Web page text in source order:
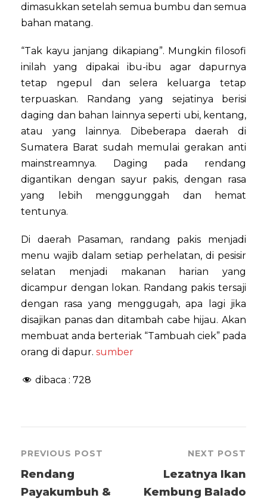
dimasukkan setelah semua bumbu dan semua
bahan matang.
“Tak kayu janjang dikapiang”. Mungkin filosofi
inilah yang dipakai ibu-ibu agar dapurnya
tetap ngepul dan selera keluarga tetap
terpuaskan. Randang yang sejatinya berisi
daging dan bahan lainnya seperti ubi, kentang,
atau yang lainnya. Dibeberapa daerah di
Sumatera Barat sudah memulai gerakan anti
mainstreamnya. Daging pada rendang
digantikan dengan sayur pakis, dengan rasa
yang lebih menggunggah dan hemat
tentunya.
Di daerah Pasaman, randang pakis menjadi
menu wajib dalam setiap perhelatan, di pesisir
selatan menjadi makanan harian yang
dicampur dengan lokan. Randang pakis tersaji
dengan rasa yang menggugah, apa lagi jika
disajikan panas dan ditambah cabe hijau. Akan
membuat anda berteriak “Tambuah ciek” pada
orang di dapur. sumber
dibaca : 728
PREVIOUS POST
Rendang
Payakumbuh &
NEXT POST
Lezatnya Ikan
Kembung Balado